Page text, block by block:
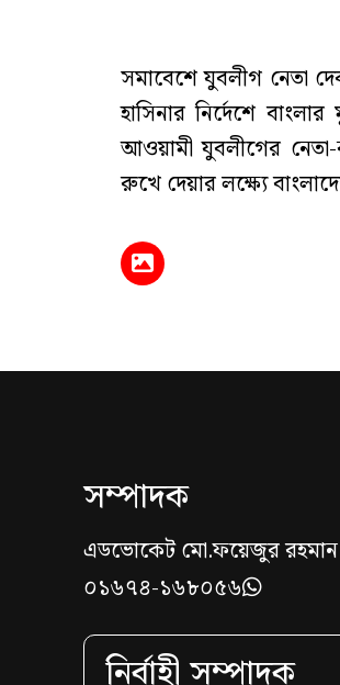
সমাবেশে যুবলীগ নেতা
হাসিনার নির্দেশে
আওয়ামী যুবলীগের নেতা-
রুখে দেয়ার লক্ষ্যে
সম্পাদক
এডভোকেট মো.ফয়েজুর রহমান
০১৬৭৪-১৬৮০৫৬